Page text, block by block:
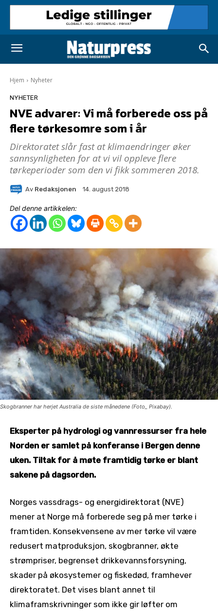
Hjem Nyheter
NYHETER
NVE advarer: Vi må forberede oss på
flere tørkesomre som i år
Direktoratet slår fast at klimaendringer øker
sannsynligheten for at vi vil oppleve flere
tørkeperioder som den vi fikk sommeren 2018.
Av Redaksjonen 14. august 2018
Del denne artikkelen:
Skogbranner har herjet Australia de siste månedene (Foto_ Pixabay).
Eksperter på hydrologi og vannressurser fra hele
Norden er samlet på konferanse i Bergen denne
uken. Tiltak for å møte framtidig tørke er blant
sakene på dagsorden.
Norges vassdrags- og energidirektorat (NVE)
mener at Norge må forberede seg på mer tørke i
framtiden. Konsekvensene av mer tørke vil være
redusert matproduksjon, skogbranner, økte
strømpriser, begrenset drikkevannsforsyning,
skader på økosystemer og fiskedød, framhever
direktoratet. Det vises blant annet til
klimaframskrivninger som ikke gir løfter om